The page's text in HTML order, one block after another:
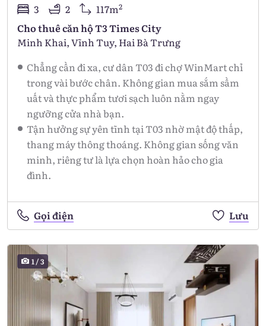
3 2 117m2
Cho thuê căn hộ T3 Times City
Minh Khai, Vĩnh Tuy, Hai Bà Trưng
Chẳng cần đi xa, cư dân T03 đi chợ WinMart chỉ
trong vài bước chân. Không gian mua sắm sầm
uất và thực phẩm tươi sạch luôn nằm ngay
ngưỡng cửa nhà bạn.
Tận hưởng sự yên tĩnh tại T03 nhờ mật độ thấp,
thang máy thông thoáng. Không gian sống văn
minh, riêng tư là lựa chọn hoàn hảo cho gia
đình.
Gọi điện Lưu
1/3